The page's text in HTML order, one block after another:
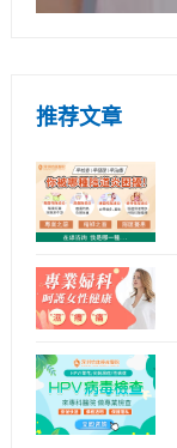
推荐文章